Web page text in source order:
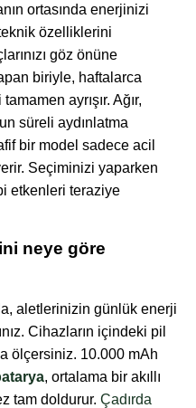
ortasında enerjinizi
özelliklerini
göz önüne
biriyle, haftalarca
ayrışır. Ağır,
süreli aydınlatma
bir model sadece acil
Seçiminizi yaparken
etkenleri teraziye
neye göre
aletlerinizin günlük enerji
Cihazların içindeki pil
ölçersiniz. 10.000 mAh
, ortalama bir akıllı
tam doldurur. Çadırda